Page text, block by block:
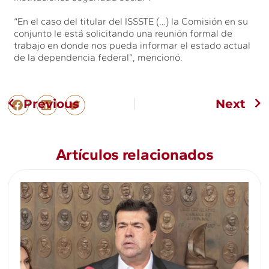
“En el caso del titular del ISSSTE (…) la Comisión en su
conjunto le está solicitando una reunión formal de
trabajo en donde nos pueda informar el estado actual
de la dependencia federal”, mencionó.
Previous Next
Artículos relacionados